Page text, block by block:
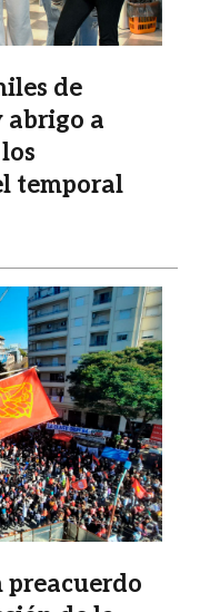
de
abrigo a
temporal
preacuerdo